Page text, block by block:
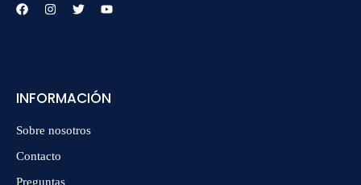
INFORMACIÓN
Sobre nosotros
Contacto
Preguntas